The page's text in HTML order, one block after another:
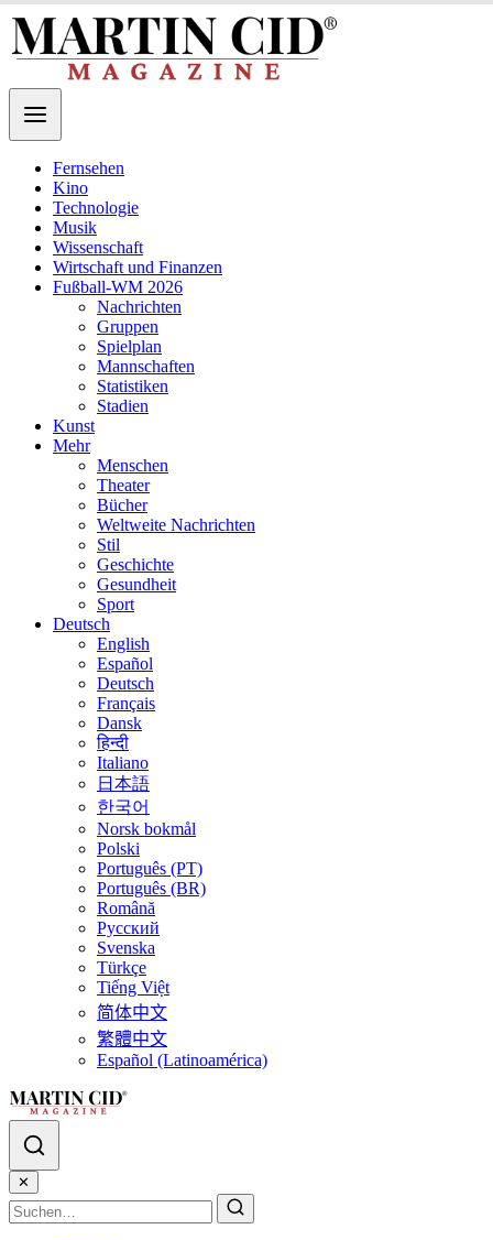
Fernsehen
Kino
Technologie
Musik
Wissenschaft
Wirtschaft und Finanzen
Fußball-WM 2026
Nachrichten
Gruppen
Spielplan
Mannschaften
Statistiken
Stadien
Kunst
Mehr
Menschen
Theater
Bücher
Weltweite Nachrichten
Stil
Geschichte
Gesundheit
Sport
Deutsch
English
Español
Deutsch
Français
Dansk
हिन्दी
Italiano
日本語
한국어
Norsk bokmål
Polski
Português (PT)
Português (BR)
Română
Русский
Svenska
Türkçe
Tiếng Việt
简体中文
繁體中文
Español (Latinoamérica)
✕